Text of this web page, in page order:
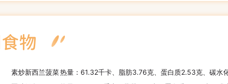
素炒新西兰菠菜热量：61.32千卡、脂肪3.76克、蛋白质2.53克、碳水